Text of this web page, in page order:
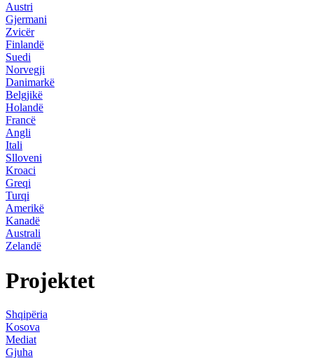
Austri
Gjermani
Zvicër
Finlandë
Suedi
Norvegji
Danimarkë
Belgjikë
Holandë
Francë
Angli
Itali
Slloveni
Kroaci
Greqi
Turqi
Amerikë
Kanadë
Australi
Zelandë
Projektet
Shqipëria
Kosova
Mediat
Gjuha